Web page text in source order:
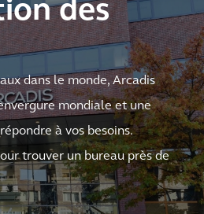
des
dans le monde, Arcadis
mondiale et une
à vos besoins.
trouver un bureau près de